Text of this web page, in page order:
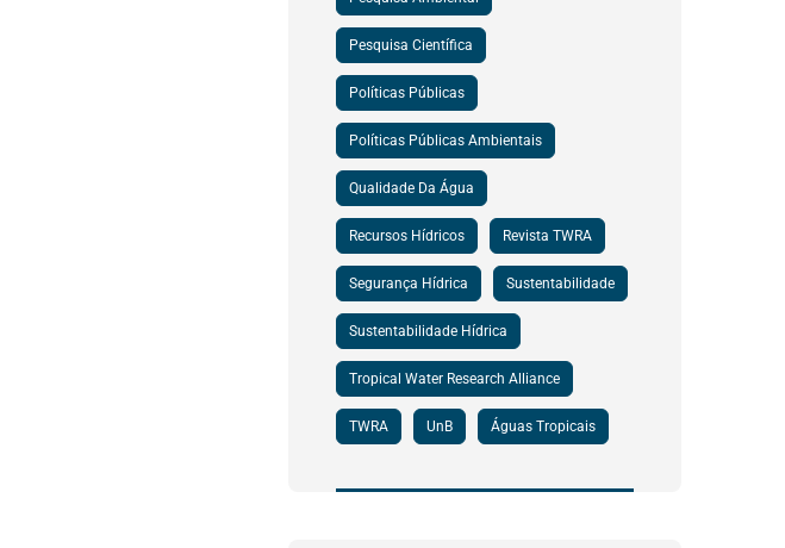
Pesquisa Científica
Políticas Públicas
Políticas Públicas Ambientais
Qualidade Da Água
Recursos Hídricos Revista TWRA
Segurança Hídrica Sustentabilidade
Sustentabilidade Hídrica
Tropical Water Research Alliance
TWRA UnB Águas Tropicais